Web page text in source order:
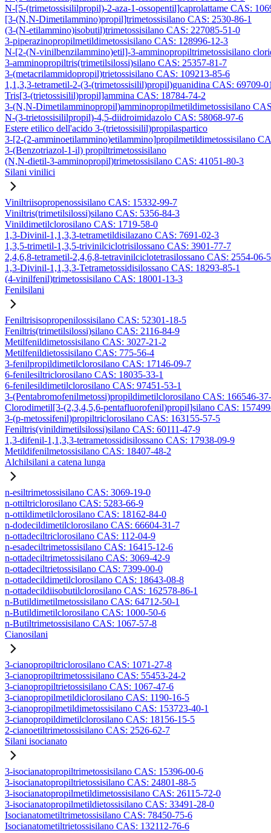
N-[5-(trimetossisililpropil)-2-aza-1-ossopentil]caprolattame CAS:
[3-(N,N-Dimetilammino)propil]trimetossisilano CAS: 2530-86-1
(3-(N-etilammino)isobutil)trimetossisilano CAS: 227085-51-0
3-piperazinopropilmetildimetossisilano CAS: 128996-12-3
N-[2-(N-vinilbenzilammino)etil]-3-amminopropiltrimetossisilano
3-amminopropiltris(trimetilsilossi)silano CAS: 25357-81-7
3-(metacrilammidopropil)trietossisilano CAS: 109213-85-6
1,1,3,3-tetrametil-2-(3-(trimetossisilil)propil)guanidina CAS: 69709-
Tris[3-(trietossisilil)propil]ammina CAS: 18784-74-2
3-(N,N-Dimetilamminopropil)amminopropilmetildimetossisilano
N-(3-trietossisililpropil)-4,5-diidroimidazolo CAS: 58068-97-6
Estere etilico dell'acido 3-(trietossisilil)propilaspartico
3-[2-(2-amminoetilammino)etilammino]propilmetildimetossisilano
3-(Benzotriazol-1-il) propiltrimetossisilano
(N,N-dietil-3-amminopropil)trimetossisilano CAS: 41051-80-3
Silani vinilici
Viniltriisopropenossisilano CAS: 15332-99-7
Viniltris(trimetilsilossi)silano CAS: 5356-84-3
Vinildimetilclorosilano CAS: 1719-58-0
1,3-Divinil-1,1,3,3-tetrametildisilazano CAS: 7691-02-3
1,3,5-trimetil-1,3,5-trivinilciclotrisilossano CAS: 3901-77-7
2,4,6,8-tetrametil-2,4,6,8-tetravinilciclotetrasilossano CAS: 2554-06-5
1,3-Divinil-1,1,3,3-Tetrametossidisilossano CAS: 18293-85-1
(4-vinilfenil)trimetossisilano CAS: 18001-13-3
Fenilsilani
Feniltrisisopropenilossisilano CAS: 52301-18-5
Feniltris(trimetilsilossi)silano CAS: 2116-84-9
Metilfenildimetossisilano CAS: 3027-21-2
Metilfenildietossisilano CAS: 775-56-4
3-fenilpropildimetilclorosilano CAS: 17146-09-7
6-fenilesiltriclorosilano CAS: 18035-33-1
6-fenilesildimetilclorosilano CAS: 97451-53-1
3-(Pentabromofenilmetossi)propildimetilclorosilano CAS: 166546-
Clorodimetil[3-(2,3,4,5,6-pentafluorofenil)propil]silano CAS:
3-(p-metossifenil)propiltriclorosilano CAS: 163155-57-5
Feniltris(vinildimetilsilossi)silano CAS: 60111-47-9
1,3-difenil-1,1,3,3-tetrametossidisilossano CAS: 17938-09-9
Metildifenilmetossisilano CAS: 18407-48-2
Alchilsilani a catena lunga
n-esiltrimetossisilano CAS: 3069-19-0
n-ottiltriclorosilano CAS: 5283-66-9
n-ottildimetilclorosilano CAS: 18162-84-0
n-dodecildimetilclorosilano CAS: 66604-31-7
n-ottadeciltriclorosilano CAS: 112-04-9
n-esadeciltrimetossisilano CAS: 16415-12-6
n-ottadeciltrimetossisilano CAS: 3069-42-9
n-ottadeciltrietossisilano CAS: 7399-00-0
n-ottadecildimetilclorosilano CAS: 18643-08-8
n-ottadecildiisobutilclorosilano CAS: 162578-86-1
n-Butildimetilmetossisilano CAS: 64712-50-1
n-Butildimetilclorosilano CAS: 1000-50-6
n-Butiltrimetossisilano CAS: 1067-57-8
Cianosilani
3-cianopropiltriclorosilano CAS: 1071-27-8
3-cianopropiltrimetossisilano CAS: 55453-24-2
3-cianopropiltrietossisilano CAS: 1067-47-6
3-cianopropilmetildiclorosilano CAS: 1190-16-5
3-cianopropilmetildimetossisilano CAS: 153723-40-1
3-cianopropildimetilclorosilano CAS: 18156-15-5
2-cianoetiltrimetossisilano CAS: 2526-62-7
Silani isocianato
3-isocianatopropiltrimetossisilano CAS: 15396-00-6
3-isocianatopropiltrietossisilano CAS: 24801-88-5
3-isocianatopropilmetildimetossisilano CAS: 26115-72-0
3-isocianatopropilmetildietossisilano CAS: 33491-28-0
Isocianatometiltrimetossisilano CAS: 78450-75-6
Isocianatometiltrietossisilano CAS: 132112-76-6